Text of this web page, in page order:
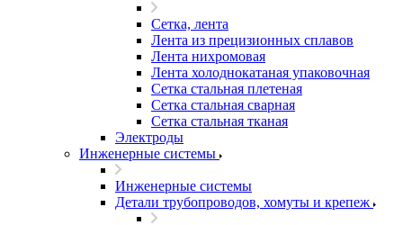
Сетка, лента
Лента из прецизионных сплавов
Лента нихромовая
Лента холоднокатаная упаковочная
Сетка стальная плетеная
Сетка стальная сварная
Сетка стальная тканая
Электроды
Инженерные системы
Инженерные системы
Детали трубопроводов, хомуты и крепеж